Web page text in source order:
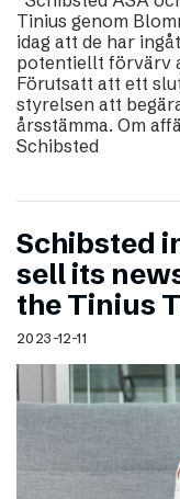
Tinius genom
idag att de har
potentiellt förvärv
Förutsatt att ett
styrelsen att
årsstämma. Om
Schibsted
Schibsted
sell its
the Tinius
2023-12-11